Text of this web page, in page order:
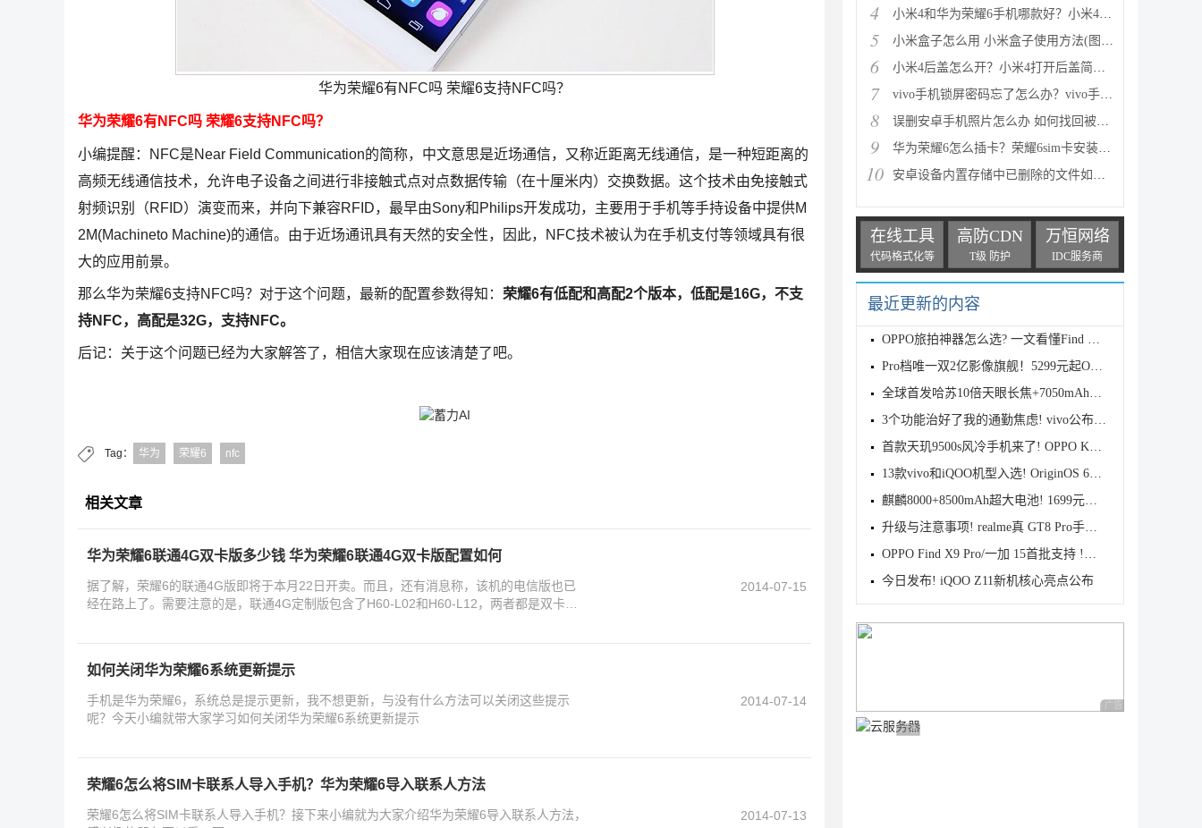
华为荣耀6有NFC吗 荣耀6支持NFC吗？
华为荣耀6有NFC吗 荣耀6支持NFC吗？
小编提醒：NFC是Near Field Communication的简称，中文意思是近场通信，又称近距离无线通信，是一种短距离的
高频无线通信技术，允许电子设备之间进行非接触式点对点数据传输（在十厘米内）交换数据。这个技术由免接触式
射频识别（RFID）演变而来，并向下兼容RFID，最早由Sony和Philips开发成功，主要用于手机等手持设备中提供M
2M(Machineto Machine)的通信。由于近场通讯具有天然的安全性，因此，NFC技术被认为在手机支付等领域具有很
大的应用前景。
那么华为荣耀6支持NFC吗？对于这个问题，最新的配置参数得知： 荣耀6有低配和高配2个版本，低配是16G，不支
持NFC，高配是32G，支持NFC。
后记：关于这个问题已经为大家解答了，相信大家现在应该清楚了吧。
Tag： 华为 荣耀6 nfc
相关文章
华为荣耀6联通4G双卡版多少钱 华为荣耀6联通4G双卡版配置如何
据了解，荣耀6的联通4G版即将于本月22日开卖。而且，还有消息称，该机的电信版也已
经在路上了。需要注意的是，联通4G定制版包含了H60-L02和H60-L12，两者都是双卡
2014-07-15
如何关闭华为荣耀6系统更新提示
手机是华为荣耀6，系统总是提示更新，我不想更新，与没有什么方法可以关闭这些提示
呢？今天小编就带大家学习如何关闭华为荣耀6系统更新提示
2014-07-14
荣耀6怎么将SIM卡联系人导入手机？华为荣耀6导入联系人方法
荣耀6怎么将SIM卡联系人导入手机？接下来小编就为大家介绍华为荣耀6导入联系人方法，
2014-07-13
4 小米4和华为荣耀6手机哪款好？小米4与荣耀6全方面区别
5 小米盒子怎么用 小米盒子使用方法(图文详解)
6 小米4后盖怎么开？小米4打开后盖简单方法
7 vivo手机锁屏密码忘了怎么办？vivo手机强制解锁的三种
8 误删安卓手机照片怎么办 如何找回被删的图片
9 华为荣耀6怎么插卡？荣耀6sim卡安装方法步骤图文详解
10 安卓设备内置存储中已删除的文件如何恢复
在线工具
代码格式化等
高防CDN
T级 防护
万恒网络
IDC服务商
最近更新的内容
OPPO旅拍神器怎么选? 一文看懂Find X9s Pro和Find X9
Pro档唯一双2亿影像旗舰！5299元起OPPO Find X9s Pro
全球首发哈苏10倍天眼长焦+7050mAh电池! 7499元起OPPO
3个功能治好了我的通勤焦虑! vivo公布OriginOS 6四月
首款天玑9500s风冷手机来了! OPPO K15 Pro系列正式发
13款vivo和iQOO机型入选! OriginOS 6新一轮公测开启招
麒麟8000+8500mAh超大电池! 1699元起华为畅享90 Pro M
升级与注意事项! realme真 GT8 Pro手机适配Android 17
OPPO Find X9 Pro/一加 15首批支持 !基于Android 17 B
今日发布! iQOO Z11新机核心亮点公布
广告 商业广告，理性
广告 商业广告，理性选择